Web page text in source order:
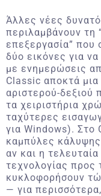
Άλλες νέες
περιλαμβάνουν τη
επεξεργασία” που
δύο εικόνες για
με ενημερώσεις
Classic αποκτά
αριστερού-δεξιού
τα χειριστήρια
ταχύτερες
για Windows). Στο
καμπύλες κάλυψης
αν και η
τεχνολογίας προς
κυκλοφορήσουν
— για